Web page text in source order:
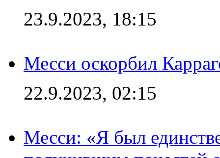
23.9.2023, 18:15
Месси оскорбил
22.9.2023, 02:15
Месси: «Я был